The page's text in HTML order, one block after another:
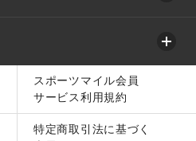
スポーツマイル会員
サービス利用規約
特定商取引法に基づく